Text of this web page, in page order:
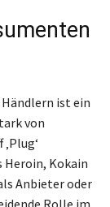
ist ein
von
Heroin, Kokain
Anbieter oder
Rolle im